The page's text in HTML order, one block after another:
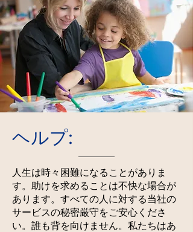
ヘルプ:
人生は時々困難になることがありま
す。助けを求めることは不快な場合が
あります。すべての人に対する当社の
サービスの秘密厳守をご安心くださ
い。誰も背を向けません。私たちはあ